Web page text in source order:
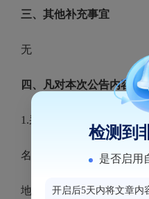
三、其他补充事宜
无
四、凡对本次公告内容提
1.采购人信息
名 福州市鼓楼
地址：福州市鼓楼区江滨
检测到
是否启用
开启后5天内将文章内